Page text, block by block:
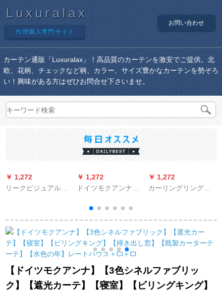
Luxuralax
代理購入専門サイト
お問い合わせ
カーテン通販「Luxuralax」！高品質のカーテンを激安でご提供。北
欧、花柄、チェックなど柄、カラー、サイズ豊かなカーテンを勢ぞろ
い！興味がある方はぜひお問合せ下さいませ。
￥ 1,272
リークビジュアル完
小窓平面窓既制カー
ターテーン2メトル幅
*2メトル高さ1枚打孔
式
￥ 1,272
ドイツモクアンナア
ネネネ合金ブラレン
黒パンチー不要トニ
ック防水遮光ブロッ
クブロックMG-BY
08-29
￥ 1,272
カーリングリングは
欧スターリングは、
文芸森系のつぎに合
わせて、ins风の寝室
フフは、グレー幅2.0
高2.7【穴あけ加工】
【ドイツモクアンナ】【3色シネルファブリッ
ク】【遮光カーテ】【寝室】【ビリングキング】